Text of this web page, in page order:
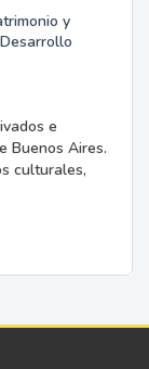
y
e
Buenos Aires.
culturales,